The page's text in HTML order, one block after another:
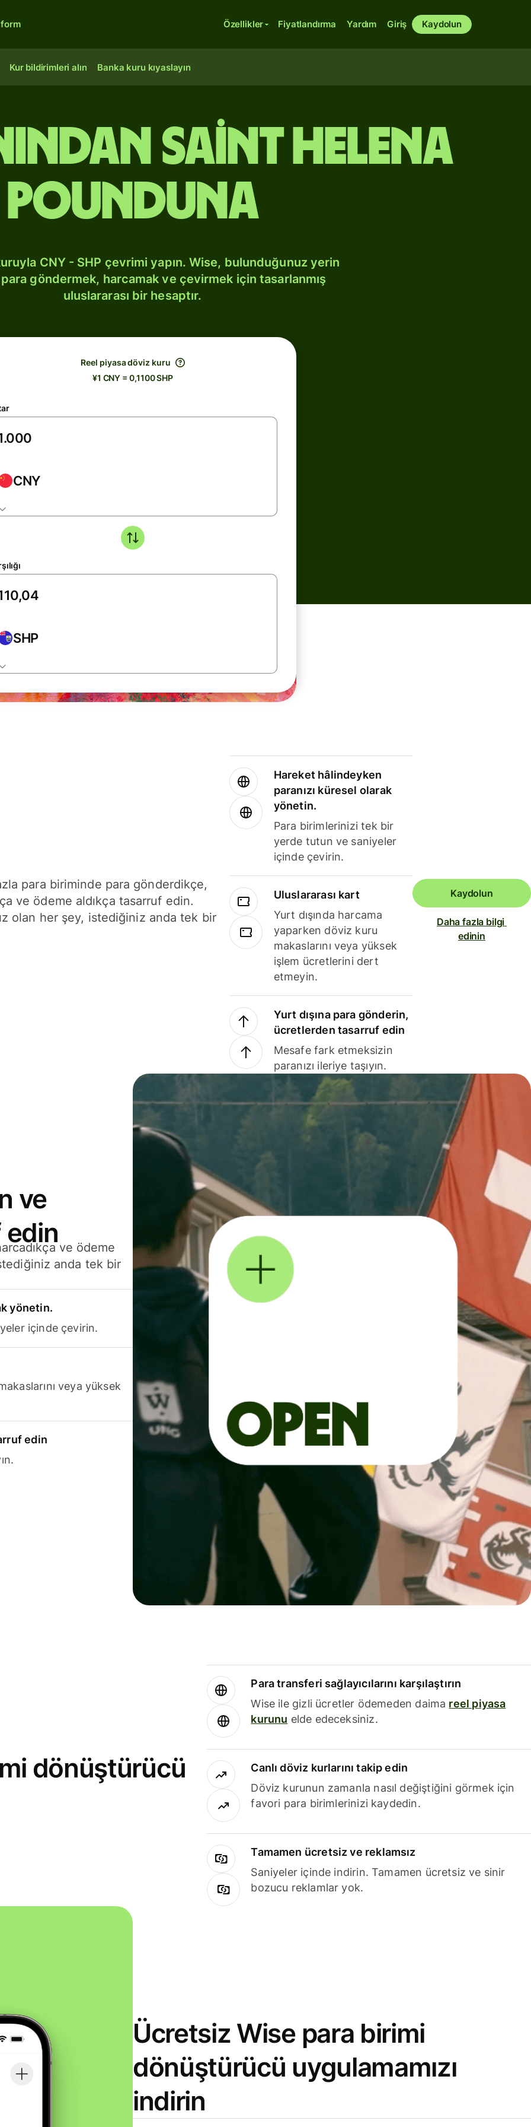
Özellikler Fiyatlandırma Yardım Giriş Kaydolun
Kur bildirimleri alın Banka kuru kıyaslayın
Saint Helena
pounduna
CNY - SHP çevrimi yapın. Wise, bulunduğunuz yerin
göndermek, harcamak ve çevirmek için tasarlanmış
uluslararası bir hesaptır.
Reel piyasa döviz kuru
¥1 CNY = 0,1100 SHP
CNY
SHP
para biriminde para gönderdikçe,
ve ödeme aldıkça tasarruf edin.
olan her şey, istediğiniz anda tek bir
Hareket hâlindeyken
paranızı küresel olarak
yönetin.
Para birimlerinizi tek bir
yerde tutun ve saniyeler
içinde çevirin.
Uluslararası kart
Yurt dışında harcama
yaparken döviz kuru
makaslarını veya yüksek
işlem ücretlerini dert
etmeyin.
Yurt dışına para gönderin,
ücretlerden tasarruf edin
Mesafe fark etmeksizin
paranızı ileriye taşıyın.
Kaydolun
Daha fazla bilgi
edinin
ve
edinve ödeme
anda tek bir
yönetin.
içinde çevirin.
veya yüksek
edin
dönüştürücü
Para transferi sağlayıcılarını karşılaştırın
Wise ile gizli ücretler ödemeden daima reel piyasa
kurunu elde edeceksiniz.
Canlı döviz kurlarını takip edin
Döviz kurunun zamanla nasıl değiştiğini görmek için
favori para birimlerinizi kaydedin.
Tamamen ücretsiz ve reklamsız
Saniyeler içinde indirin. Tamamen ücretsiz ve sinir
bozucu reklamlar yok.
Ücretsiz Wise para birimi
dönüştürücü uygulamamızı
indirin